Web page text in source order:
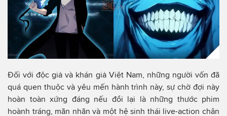
Đối với độc giả và khán giả Việt Nam, những người vốn đã
quá quen thuộc và yêu mến hành trình này, sự chờ đợi này
hoàn toàn xứng đáng nếu đổi lại là những thước phim
hoành tráng, mãn nhãn và một hệ sinh thái live-action chân